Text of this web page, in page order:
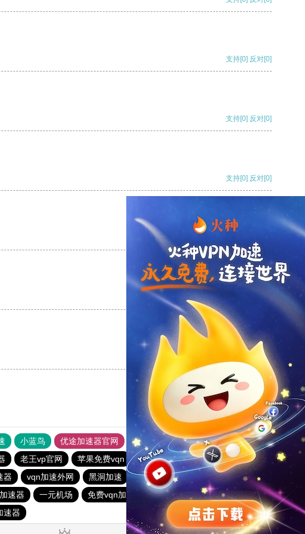
支持[0] 反对[0]
支持[0] 反对[0]
支持[0] 反对[0]
反对
反对[0]
小蓝鸟 优途加速器官网 风驰加速器 旋风加速器
八戒看书
老王vp官网 苹果免费vqn 一元机场
vqn加速免费版
器 vqn加速外网 黑洞加速 熊猫加速器
快连vn破解版
速器 一元机场 免费vqn加速软件
hammer加速器
速器